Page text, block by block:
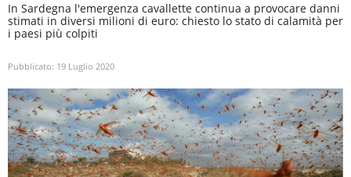
In Sardegna l'emergenza cavallette continua a provocare danni
stimati in diversi milioni di euro: chiesto lo stato di calamità per
i paesi più colpiti
Pubblicato: 19 Luglio 2020